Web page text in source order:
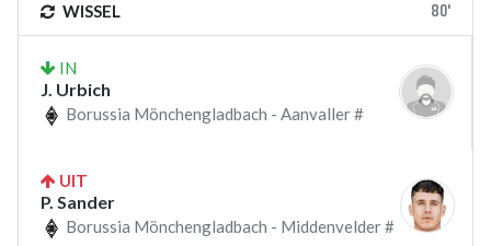
WISSEL 80'
IN
J. Urbich
Borussia Mönchengladbach - Aanvaller #
UIT
P. Sander
Borussia Mönchengladbach - Middenvelder #